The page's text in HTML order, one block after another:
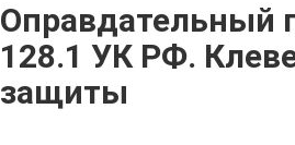
Оправдательный
128.1 УК РФ.
защиты